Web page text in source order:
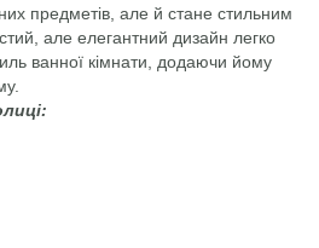
предметів, але й стане стильним
але елегантний дизайн легко
ванної кімнати, додаючи йому